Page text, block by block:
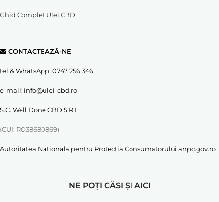
Ghid Complet Ulei CBD
CONTACTEAZĂ-NE
tel & WhatsApp: 0747 256 346
e-mail: info@ulei-cbd.ro
S.C. Well Done CBD S.R.L
(CUI: RO38680869)
Autoritatea Nationala pentru Protectia Consumatorului anpc.gov.ro
NE POȚI GĂSI ȘI AICI